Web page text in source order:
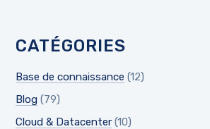
CATÉGORIES
Base de connaissance (12)
Blog (79)
Cloud & Datacenter (10)